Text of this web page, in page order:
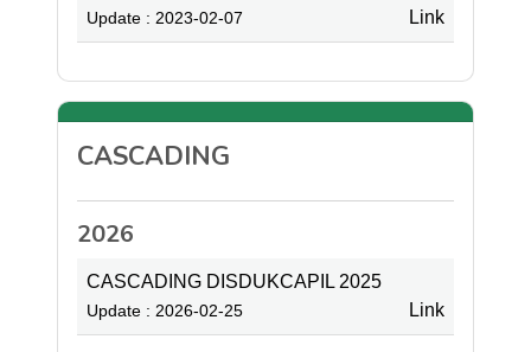
Update : 2023-02-07 Link
CASCADING
2026
CASCADING DISDUKCAPIL 2025
Update : 2026-02-25 Link